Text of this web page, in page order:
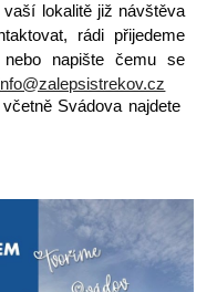
vaší lokalitě již návštěva
rádi přijedeme
napište čemu se
Svádova najdete